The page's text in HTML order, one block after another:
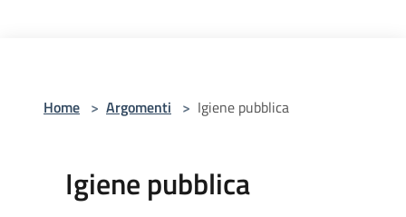
Home > Argomenti > Igiene pubblica
Igiene pubblica